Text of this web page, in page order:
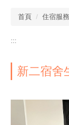
首頁 住宿服
:::
新二宿舍